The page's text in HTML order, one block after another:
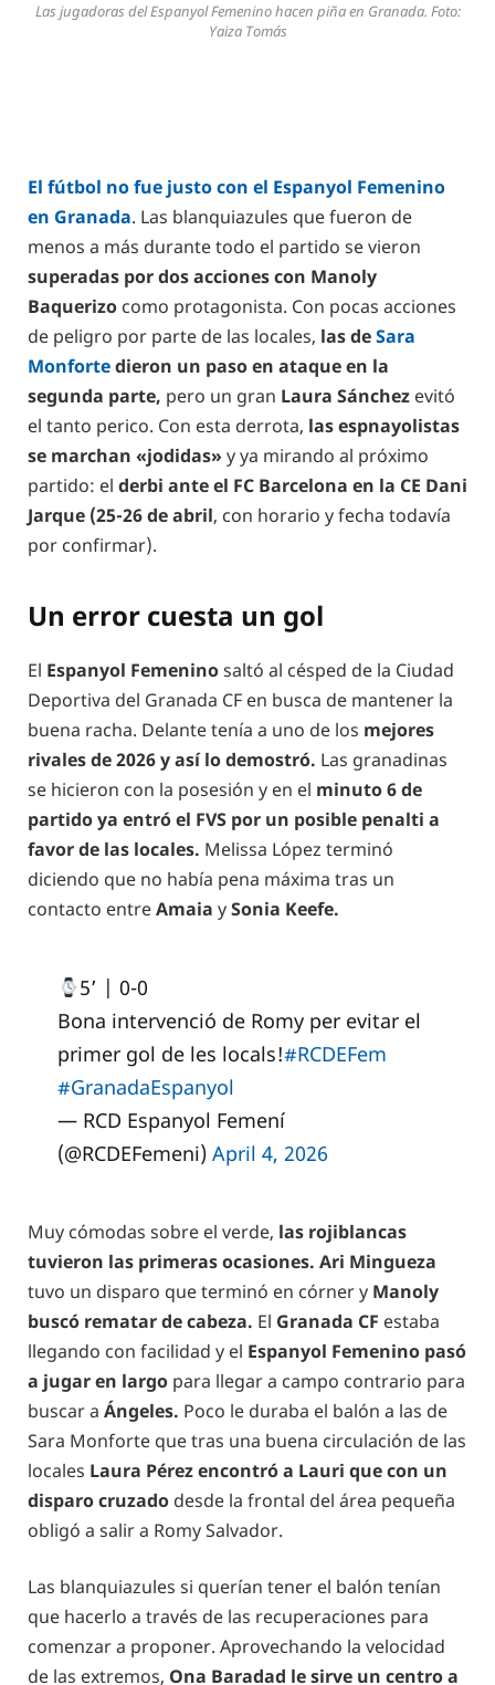
Las jugadoras del Espanyol Femenino hacen piña en Granada. Foto:
Yaiza Tomás
El fútbol no fue justo con el Espanyol Femenino
en Granada. Las blanquiazules que fueron de
menos a más durante todo el partido se vieron
superadas por dos acciones con Manoly
Baquerizo como protagonista. Con pocas acciones
de peligro por parte de las locales, las deSara
Monfortedieron un paso en ataque en la
segunda parte, pero un gran Laura Sánchez evitó
el tanto perico. Con esta derrota, las espnayolistas
se marchan «jodidas» y ya mirando al próximo
partido: el derbi ante el FC Barcelona en la CE Dani
Jarque (25-26 de abril, con horario y fecha todavía
por confirmar).
Un error cuesta un gol
El Espanyol Femeninosaltó al césped de la Ciudad
Deportiva del Granada CF en busca de mantener la
buena racha. Delante tenía a uno de los mejores
rivales de 2026 y así lo demostró. Las granadinas
se hicieron con la posesión y en el minuto 6 de
partido ya entró el FVS por un posible penalti a
favor de las locales. Melissa López terminó
diciendo que no había pena máxima tras un
contacto entreAmaia ySonia Keefe.
5’ | 0-0
Bona intervenció de Romy per evitar el
primer gol de les locals!#RCDEFem
#GranadaEspanyol
— RCD Espanyol Femení
(@RCDEFemeni) April 4, 2026
Muy cómodas sobre el verde, las rojiblancas
tuvieron las primeras ocasiones. Ari Mingueza
tuvo un disparo que terminó en córner y Manoly
buscó rematar de cabeza. El Granada CF estaba
llegando con facilidad y el Espanyol Femenino pasó
a jugar en largo para llegar a campo contrario para
buscar a Ángeles. Poco le duraba el balón a las de
Sara Monforte que tras una buena circulación de las
locales Laura Pérez encontró a Lauri que con un
disparo cruzado desde la frontal del área pequeña
obligó a salir a Romy Salvador.
Las blanquiazules si querían tener el balón tenían
que hacerlo a través de las recuperaciones para
comenzar a proponer. Aprovechando la velocidad
de las extremos, Ona Baradad le sirve un centro a